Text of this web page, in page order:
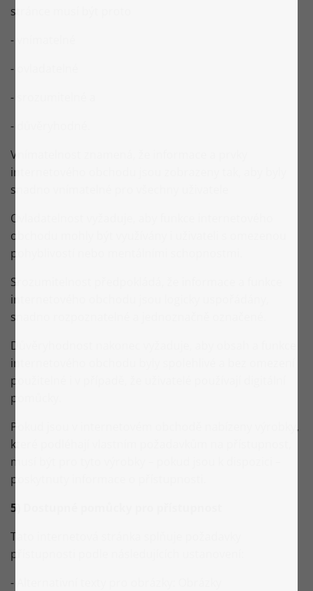
stránce musí být proto
- vnímatelné
- ovladatelné
- srozumitelné a
- důvěryhodné.
Vnímatelnost znamená, že informace a prvky
internetového obchodu jsou zobrazeny tak, aby byly
snadno vnímatelné pro všechny uživatele
Ovladatelnost vyžaduje, aby funkce internetového
obchodu mohly být využívány i uživateli s omezenou
pohyblivostí nebo mentálními schopnostmi.
Srozumitelnost předpokládá, že informace a funkce
internetového obchodu jsou logicky uspořádány,
snadno rozpoznatelné a jednoznačně označené.
Důvěryhodnost nakonec vyžaduje, aby obsah a funkce
internetového obchodu byly spolehlivé a bez omezení
použitelné i v případě, že uživatelé používají digitální
pomůcky.
Pokud jsou v internetovém obchodě nabízeny výrobky,
které podléhají vlastním požadavkům na přístupnost,
musí být pro tyto výrobky – pokud jsou k dispozici –
poskytnuty informace o přístupnosti.
5) Dostupné pomůcky pro přístupnost
Tato internetová stránka splňuje požadavky
přístupnosti podle následujících ustanovení:
- Alternativní texty pro obrázky: Obrázky